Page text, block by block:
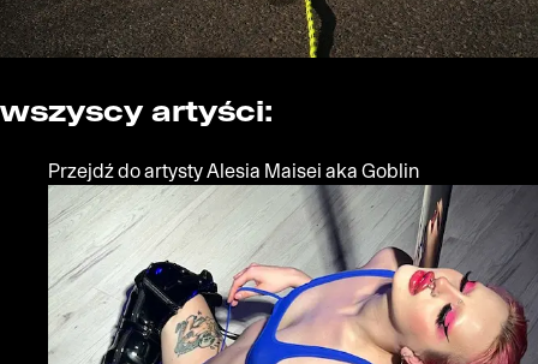
wszyscy artyści:
Przejdź do artysty Alesia Maisei aka Goblin